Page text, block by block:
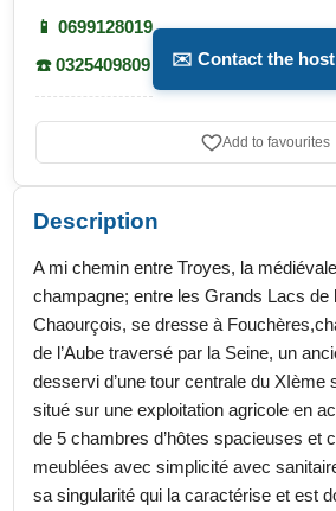
📱 0699128019
☎️ 0325409809
✉️ Contact the host
Add to favourites
Description
A mi chemin entre Troyes, la
champagne; entre les Grands Lacs de
Chaourçois, se dresse à
de l’Aube traversé par la Seine, un
desservi d’une tour centrale du XIème
situé sur une exploitation agricole en
de 5 chambres d’hôtes spacieuses et
meublées avec simplicité avec
sa singularité qui la caractérise et est